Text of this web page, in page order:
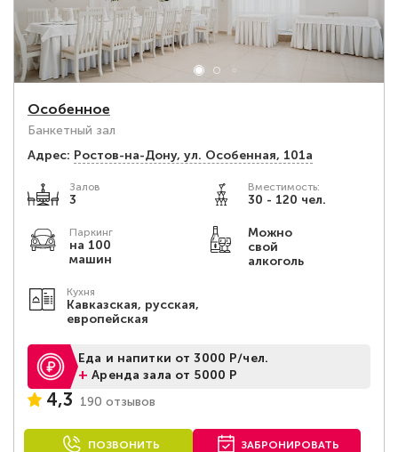
Особенное
Банкетный зал
Адрес: Ростов-на-Дону, ул. Особенная, 101а
Залов
3
Вместимость:
30 - 120 чел.
Паркинг
на 100
машин
Можно
свой
алкоголь
Кухня
Кавказская, русская,
европейская
Еда и напитки от 3000 Р/чел.
+Аренда зала от 5000 Р
4,3 190 отзывов
ПОЗВОНИТЬ ЗАБРОНИРОВАТЬ